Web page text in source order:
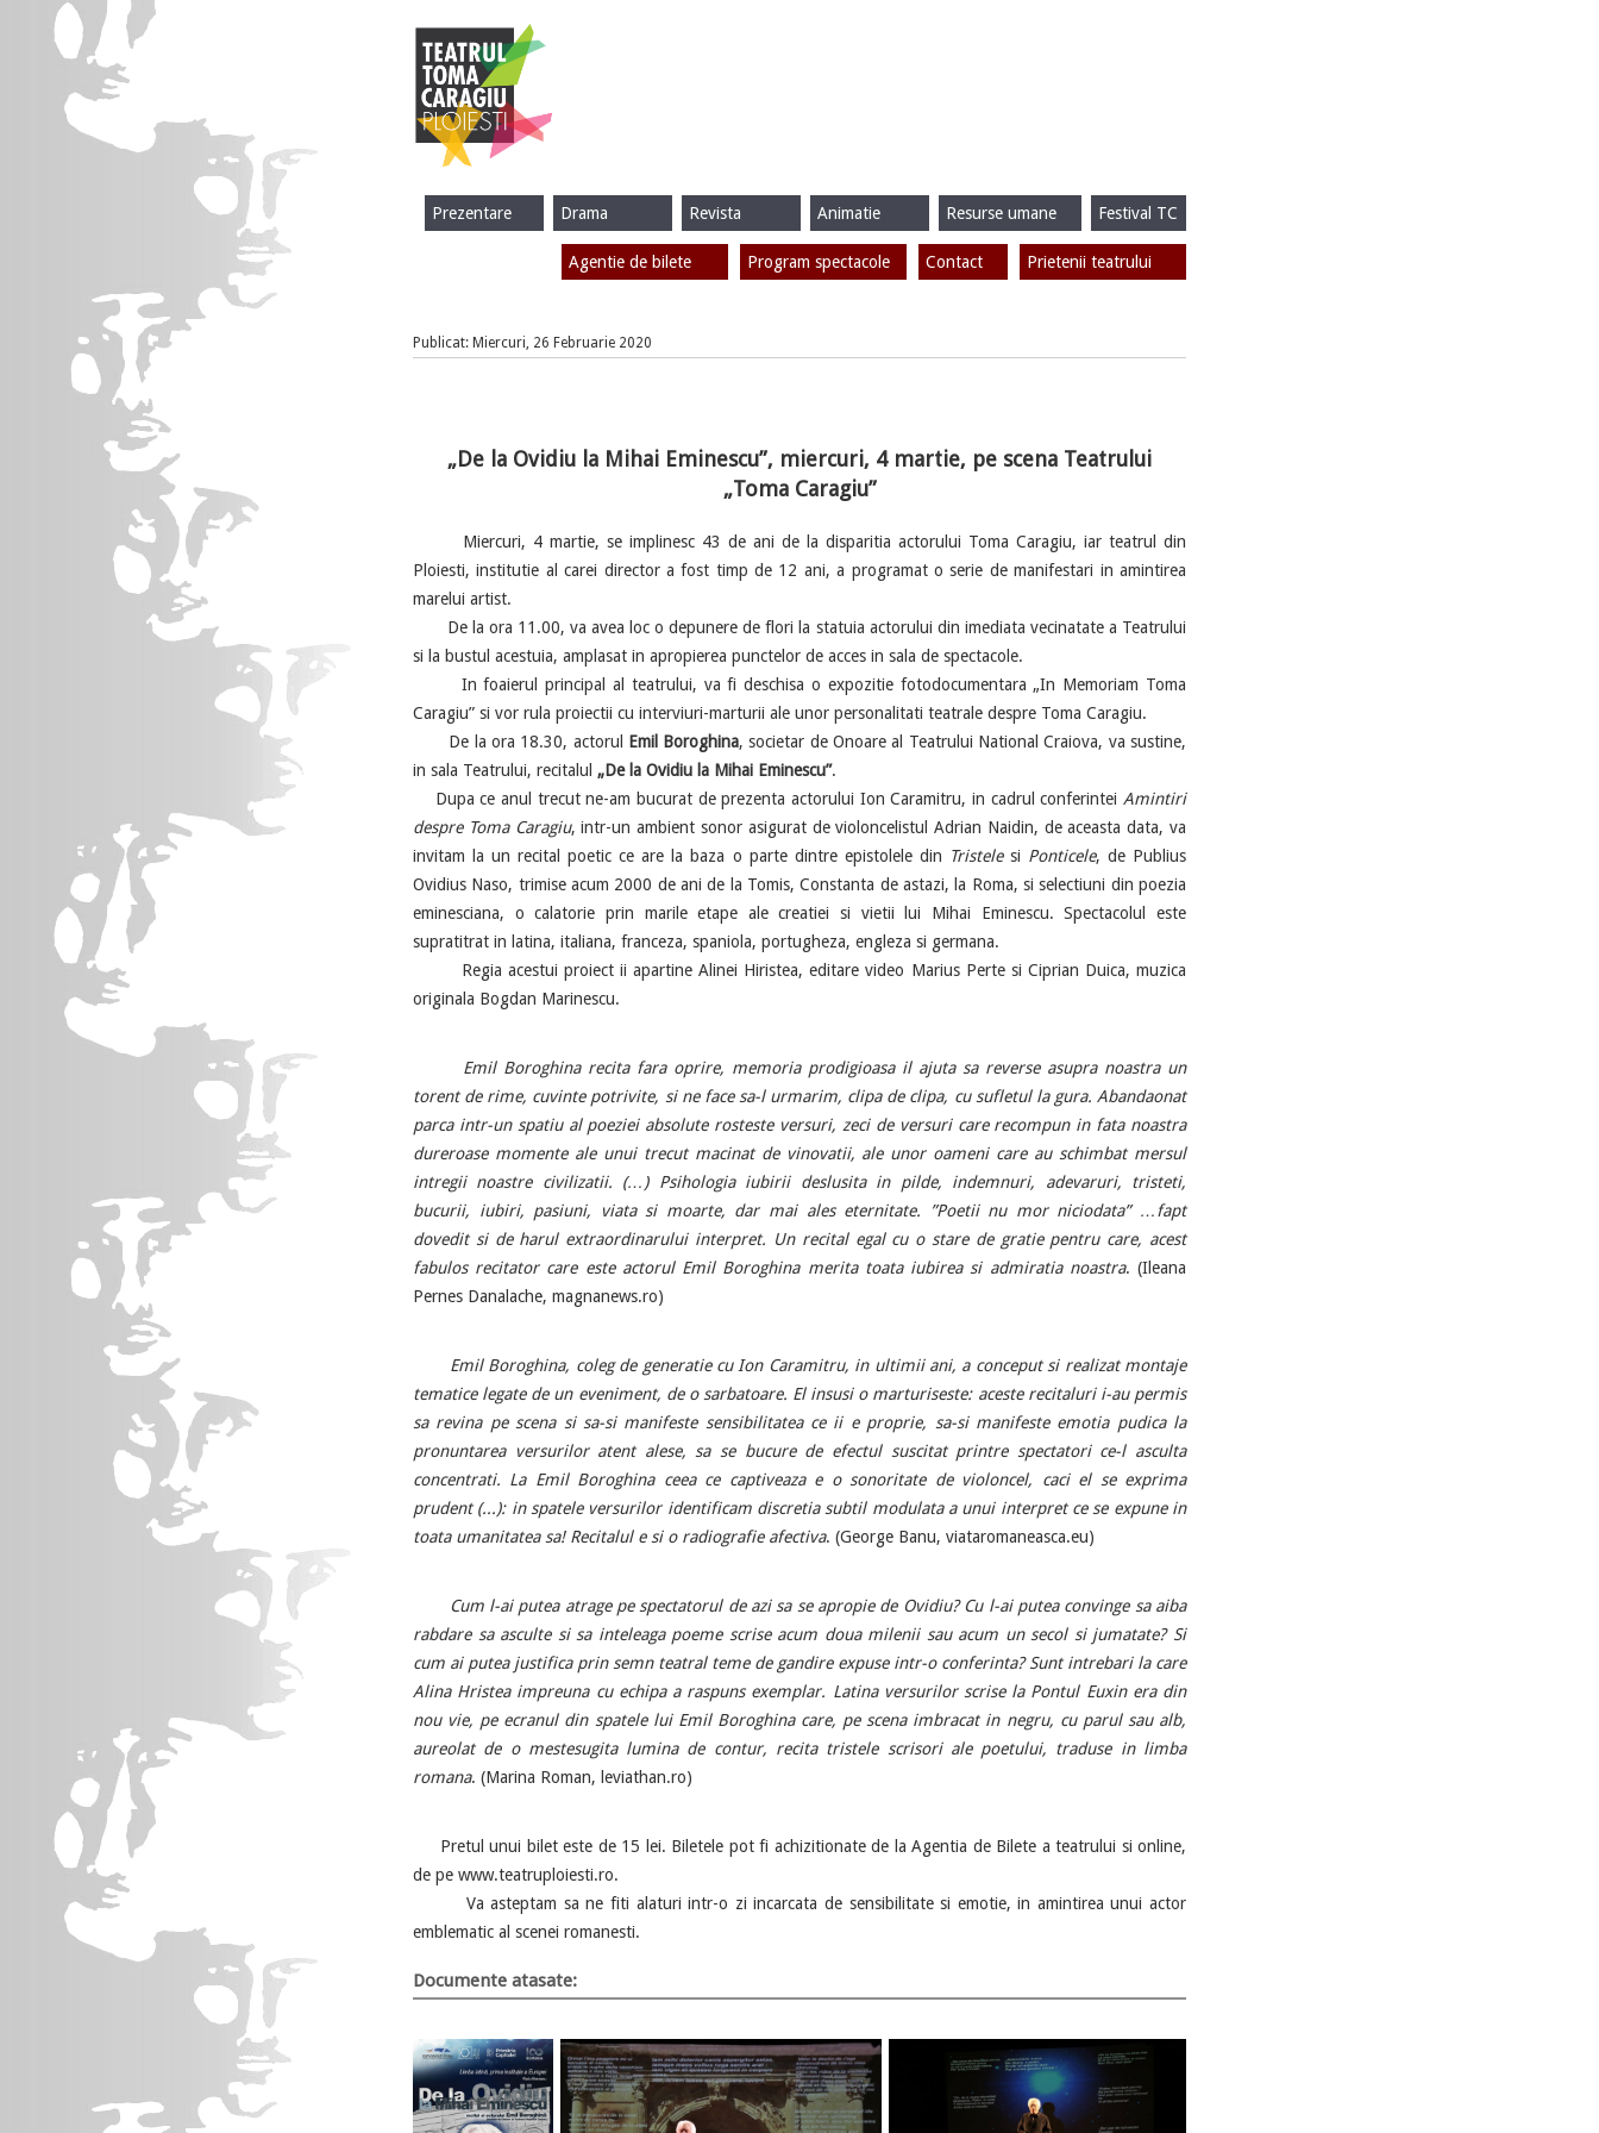
Festival TC
Resurse umane
Animatie
Revista
Drama
Prezentare
Prietenii teatrului
Contact
Program spectacole
Agentie de bilete
Publicat: Miercuri, 26 Februarie 2020
„De la Ovidiu la Mihai Eminescu”, miercuri, 4 martie, pe scena Teatrului
„Toma Caragiu”
Miercuri, 4 martie, se implinesc 43 de ani de la disparitia actorului Toma Caragiu, iar teatrul din
Ploiesti, institutie al carei director a fost timp de 12 ani, a programat o serie de manifestari in amintirea
marelui artist.
De la ora 11.00, va avea loc o depunere de flori la statuia actorului din imediata vecinatate a Teatrului
si la bustul acestuia, amplasat in apropierea punctelor de acces in sala de spectacole.
In foaierul principal al teatrului, va fi deschisa o expozitie fotodocumentara „In Memoriam Toma
Caragiu” si vor rula proiectii cu interviuri-marturii ale unor personalitati teatrale despre Toma Caragiu.
De la ora 18.30, actorul
Emil Boroghina, societar de Onoare al Teatrului National Craiova, va sustine,
in sala Teatrului, recitalul „De la Ovidiu la Mihai Eminescu”.
Dupa ce anul trecut ne-am bucurat de prezenta actorului Ion Caramitru, in cadrul conferintei Amintiri
despre Toma Caragiu, intr-un ambient sonor asigurat de violoncelistul Adrian Naidin, de aceasta data, va
invitam la un recital poetic ce are la baza o parte dintre epistolele din Tristelesi Ponticele, de Publius
Ovidius Naso, trimise acum 2000 de ani de la Tomis, Constanta de astazi, la Roma, si selectiuni din poezia
eminesciana, o calatorie prin marile etape ale creatiei si vietii lui Mihai Eminescu. Spectacolul este
supratitrat in latina, italiana, franceza, spaniola, portugheza, engleza si germana.
Regia acestui proiect ii apartine Alinei Hiristea, editare video Marius Perte si Ciprian Duica, muzica
originala Bogdan Marinescu.
Emil Boroghina recita fara oprire, memoria prodigioasa il ajuta sa reverse asupra noastra un
torent de rime, cuvinte potrivite, si ne face sa-l urmarim, clipa de clipa, cu sufletul la gura. Abandaonat
parca intr-un spatiu al poeziei absolute rosteste versuri, zeci de versuri care recompun in fata noastra
dureroase momente ale unui trecut macinat de vinovatii, ale unor oameni care au schimbat mersul
intregii noastre civilizatii. (…) Psihologia iubirii deslusita in pilde, indemnuri, adevaruri, tristeti,
bucurii, iubiri, pasiuni, viata si moarte, dar mai ales eternitate. ”Poetii nu mor niciodata” …fapt
dovedit si de harul extraordinarului interpret. Un recital egal cu o stare de gratie pentru care, acest
fabulos recitator care este actorul Emil Boroghina merita toata iubirea si admiratia noastra. (Ileana
Pernes Danalache, magnanews.ro)
Emil Boroghina, coleg de generatie cu Ion Caramitru, in ultimii ani, a conceput si realizat montaje
tematice legate de un eveniment, de o sarbatoare. El insusi o marturiseste: aceste recitaluri i-au permis
sa revina pe scena si sa-si manifeste sensibilitatea ce ii e proprie, sa-si manifeste emotia pudica la
pronuntarea versurilor atent alese, sa se bucure de efectul suscitat printre spectatori ce-l asculta
concentrati. La Emil Boroghina ceea ce captiveaza e o sonoritate de violoncel, caci el se exprima
prudent (...): in spatele versurilor identificam discretia subtil modulata a unui interpret ce se expune in
toata umanitatea sa! Recitalul e si o radiografie afectiva. (George Banu, viataromaneasca.eu)
Cum l-ai putea atrage pe spectatorul de azi sa se apropie de Ovidiu? Cu l-ai putea convinge sa aiba
rabdare sa asculte si sa inteleaga poeme scrise acum doua milenii sau acum un secol si jumatate? Si
cum ai putea justifica prin semn teatral teme de gandire expuse intr-o conferinta? Sunt intrebari la care
Alina Hristea impreuna cu echipa a raspuns exemplar. Latina versurilor scrise la Pontul Euxin era din
nou vie, pe ecranul din spatele lui Emil Boroghina care, pe scena imbracat in negru, cu parul sau alb,
aureolat de o mestesugita lumina de contur, recita tristele scrisori ale poetului, traduse in limba
romana. (Marina Roman, leviathan.ro)
Pretul unui bilet este de 15 lei. Biletele pot fi achizitionate de la Agentia de Bilete a teatrului si online,
de pe www.teatruploiesti.ro.
Va asteptam sa ne fiti alaturi intr-o zi incarcata de sensibilitate si emotie, in amintirea unui actor
emblematic al scenei romanesti.
Documente atasate: